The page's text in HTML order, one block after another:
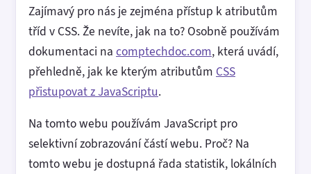
Zajímavý pro nás je zejména přístup k atributům
tříd v CSS. Že nevíte, jak na to? Osobně používám
dokumentaci na comptechdoc.com, která uvádí,
přehledně, jak ke kterým atributům CSS
přistupovat z JavaScriptu.
Na tomto webu používám JavaScript pro
selektivní zobrazování částí webu. Proč? Na
tomto webu je dostupná řada statistik, lokálních